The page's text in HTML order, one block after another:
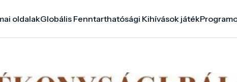
oldalakGlobális Fenntarthatósági Kihívások játék